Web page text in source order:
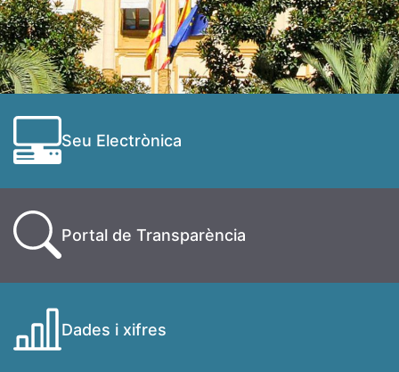
Seu Electrònica
Portal de Transparència
Dades i xifres